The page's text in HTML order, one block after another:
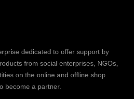
dedicated to offer support by
from social enterprises, NGOs,
on the online and offline shop.
become a partner.